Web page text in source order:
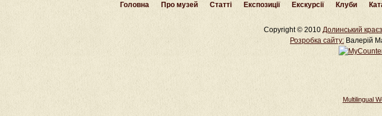
Головна Про музей Статті Експозиції Екскурсії Клуби
Copyright © 2010 Долинський
Розробка cайту: Валерій
Multilingual